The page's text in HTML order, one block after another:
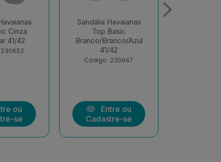
Azul
ou
se
Sandália Havaianas
Color Vermelho
Hibisco 37/38
Código: 230372
Entre ou
Cadastre-se